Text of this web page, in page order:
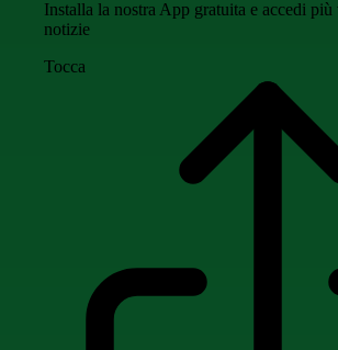
Installa la nostra App gratuita e accedi più
notizie
Tocca